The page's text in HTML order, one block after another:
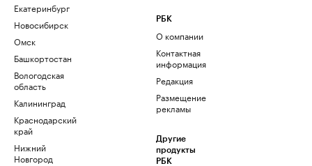
Екатеринбург
Новосибирск
Омск
Башкортостан
Вологодская
область
Калининград
Краснодарский
край
Нижний
Новгород
РБК
О компании
Контактная
информация
Редакция
Размещение
рекламы
Другие
продукты
РБК